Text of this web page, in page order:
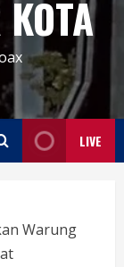
LIVE
Warung